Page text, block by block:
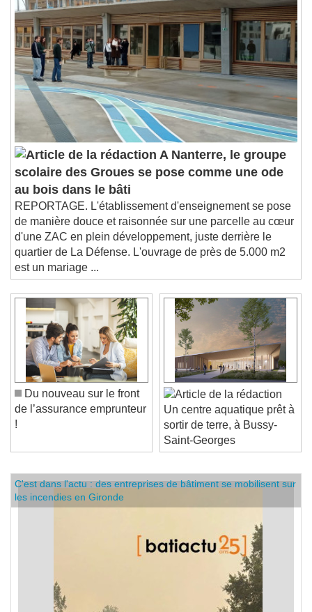
A Nanterre, le groupe
scolaire des Groues se pose comme une ode
au bois dans le bâti
REPORTAGE. L'établissement d'enseignement se pose
de manière douce et raisonnée sur une parcelle au cœur
d'une ZAC en plein développement, juste derrière le
quartier de La Défense. L'ouvrage de près de 5.000 m2
est un mariage ...
Du nouveau sur le front
de l’assurance emprunteur
Un centre aquatique prêt à
sortir de terre, à Bussy-
Saint-Georges
C'est dans l'actu : des entreprises de bâtiment se mobilisent sur
les incendies en Gironde